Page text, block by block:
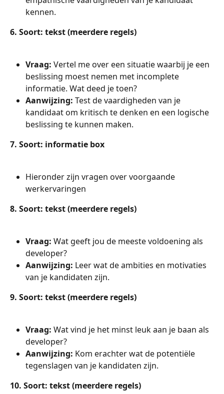
kennen.
6. Soort: tekst (meerdere regels)
Vraag: Vertel me over een situatie waarbij je een
beslissing moest nemen met incomplete
informatie. Wat deed je toen?
Aanwijzing: Test de vaardigheden van je
kandidaat om kritisch te denken en een logische
beslissing te kunnen maken.
7. Soort: informatie box
Hieronder zijn vragen over voorgaande
werkervaringen
8. Soort: tekst (meerdere regels)
Vraag: Wat geeft jou de meeste voldoening als
developer?
Aanwijzing: Leer wat de ambities en motivaties
van je kandidaten zijn.
9. Soort: tekst (meerdere regels)
Vraag: Wat vind je het minst leuk aan je baan als
developer?
Aanwijzing: Kom erachter wat de potentiële
tegenslagen van je kandidaten zijn.
10. Soort: tekst (meerdere regels)